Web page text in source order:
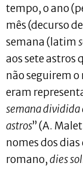
tempo, o ano
mês (decurso
semana (latim
aos sete astros
não seguirem
eram
semana dividida
astros” (A.
nomes dos
romano,dies